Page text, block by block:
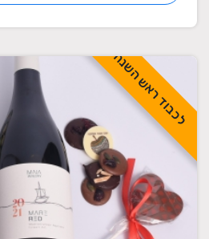
לכבוד ראש השנה